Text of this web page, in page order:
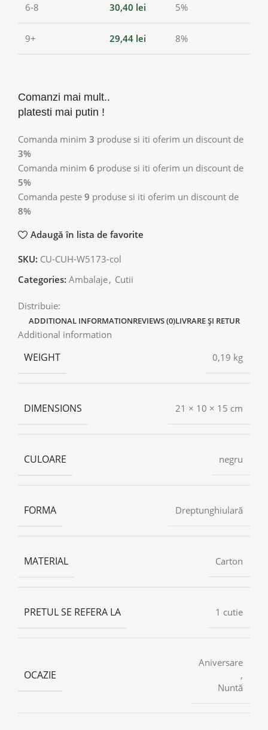
6-8 30,40 lei 5%
9+ 29,44 lei 8%
Comanzi mai mult..
platesti mai putin !
Comanda minim 3 produse si iti oferim un discount de
3%
Comanda minim 6 produse si iti oferim un discount de
5%
Comanda peste 9 produse si iti oferim un discount de
8%
Adaugă în lista de favorite
SKU: CU-CUH-W5173-col
Categories: Ambalaje, Cutii
Distribuie:
ADDITIONAL INFORMATIONREVIEWS (0)LIVRARE ȘI RETUR
Additional information
WEIGHT 0,19 kg
DIMENSIONS 21 × 10 × 15 cm
CULOARE negru
FORMA Dreptunghiulară
MATERIAL Carton
PRETUL SE REFERA LA 1 cutie
OCAZIE
Aniversare
,
Nuntă